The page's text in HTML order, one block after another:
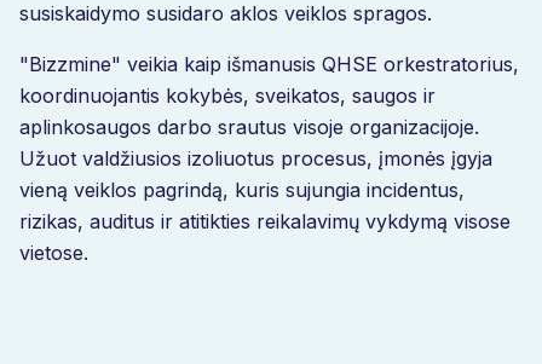
susiskaidymo susidaro aklos veiklos spragos.
"Bizzmine" veikia kaip išmanusis QHSE orkestratorius,
koordinuojantis kokybės, sveikatos, saugos ir
aplinkosaugos darbo srautus visoje organizacijoje.
Užuot valdžiusios izoliuotus procesus, įmonės įgyja
vieną veiklos pagrindą, kuris sujungia incidentus,
rizikas, auditus ir atitikties reikalavimų vykdymą visose
vietose.